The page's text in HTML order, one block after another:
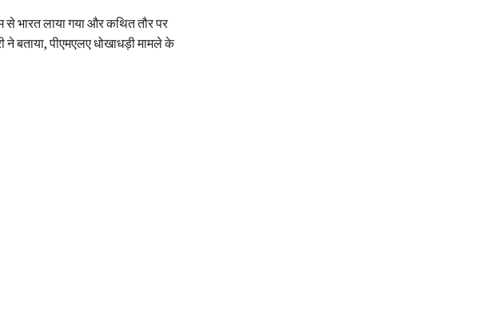
से भारत लाया गया और कथित तौर पर
ने बताया, पीएमएलए धोखाधड़ी मामले के